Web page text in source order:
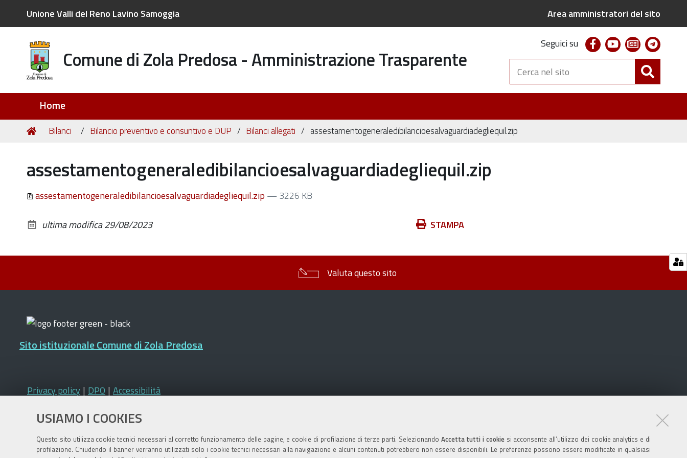
USIAMO I COOKIES
Questo sito utilizza cookie tecnici necessari al corretto funzionamento delle pagine, e cookie di profilazione di terze parti. Selezionando Accetta tutti i cookiesi acconsente all’utilizzo dei cookie analytics e di
profilazione. Chiudendo il banner verranno utilizzati solo i cookie tecnici necessari alla navigazione e alcuni contenuti potrebbero non essere disponibili. Le preferenze possono essere modificate in qualsiasi
Unione Valli del Reno Lavino Samoggia Area amministratori del sito
Comune di Zola Predosa - Amministrazione Trasparente
Seguici su facebookyoutubenewsletter
Cerca
nel
sito
Home
Tu
Home
Bilanci Bilancio preventivo e consuntivo e DUP Bilanci allegati assestamentogeneraledibilancioesalvaguardiadegliequil.zip
assestamentogeneraledibilancioesalvaguardiadegliequil.zip
assestamentogeneraledibilancioesalvaguardiadegliequil.zip — 3226 KB
Azioni STAMPA
ultima modifica29/08/2023
Valuta questo sito
Sito istituzionale Comune di Zola Predosa
Privacy policy | DPO | Accessibilità